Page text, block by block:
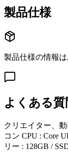
製品仕様
製品仕様の情報
よくある質
クリエイター、
コン CPU : Core
リー : 128GB /